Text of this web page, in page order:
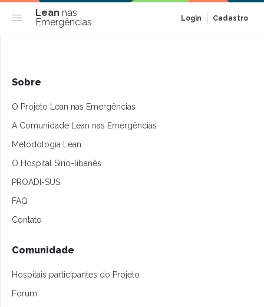
Lean nas
Emergências
Login Cadastro
Sobre
O Projeto Lean nas Emergências
A Comunidade Lean nas Emergências
Metodologia Lean
O Hospital Sírio-libanês
PROADI-SUS
FAQ
Contato
Comunidade
Hospitais participantes do Projeto
Forum